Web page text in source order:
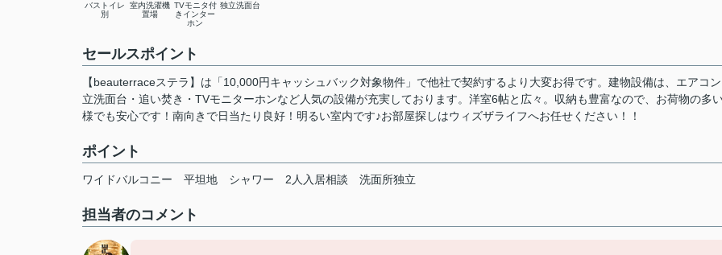
バストイレ
別
室内洗濯機
置場
TVモニタ付
きインター
ホン
独立洗面台
セールスポイント
【beauterraceステラ】は「10,000円キャッシュバック対象物件」で他社で契約するより大変お得です。建物設備は、エアコ
立洗面台・追い焚き・TVモニターホンなど人気の設備が充実しております。洋室6帖と広々。収納も豊富なので、お荷物の多
様でも安心です！南向きで日当たり良好！明るい室内です♪お部屋探しはウィズザライフへお任せください！！
ポイント
ワイドバルコニー 平坦地 シャワー 2人入居相談 洗面所独立
担当者のコメント